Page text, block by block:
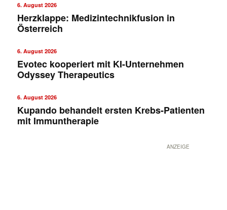
6. August 2026
Herzklappe: Medizintechnikfusion in
Österreich
6. August 2026
Evotec kooperiert mit KI-Unternehmen
Odyssey Therapeutics
6. August 2026
Kupando behandelt ersten Krebs-Patienten
mit Immuntherapie
ANZEIGE